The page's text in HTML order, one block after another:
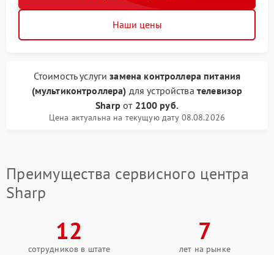
Наши цены
Стоимость услугизамена контроллера питания
(мультиконтроллера) для устройства телевизор
Sharp от 2100 руб.
Цена актуальна на текущую дату 08.08.2026
Преимущества сервисного центра
Sharp
12
сотрудников в штате
7
лет на рынке